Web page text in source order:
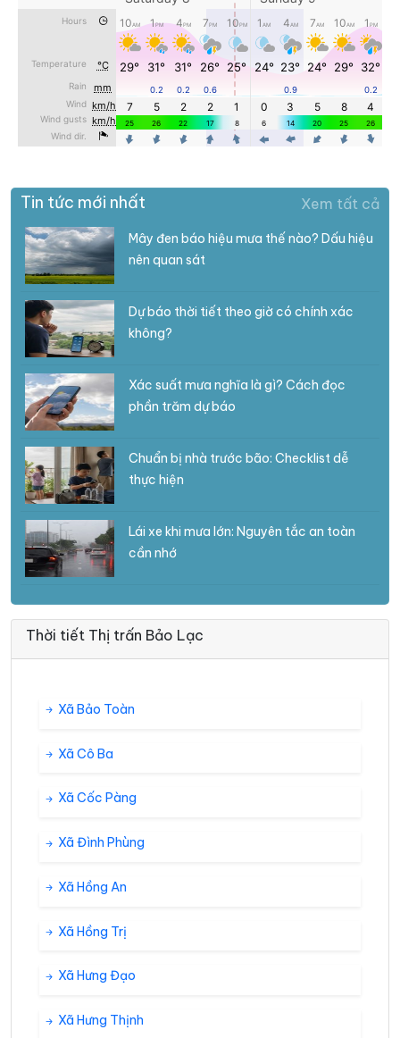
Tin tức mới nhất Xem tất cả
Mây đen báo hiệu mưa thế nào? Dấu hiệu
nên quan sát
Dự báo thời tiết theo giờ có chính xác
không?
Xác suất mưa nghĩa là gì? Cách đọc
phần trăm dự báo
Chuẩn bị nhà trước bão: Checklist dễ
thực hiện
Lái xe khi mưa lớn: Nguyên tắc an toàn
cần nhớ
Thời tiết Thị trấn Bảo Lạc
Xã Bảo Toàn
Xã Cô Ba
Xã Cốc Pàng
Xã Đình Phùng
Xã Hồng An
Xã Hồng Trị
Xã Hưng Đạo
Xã Hưng Thịnh